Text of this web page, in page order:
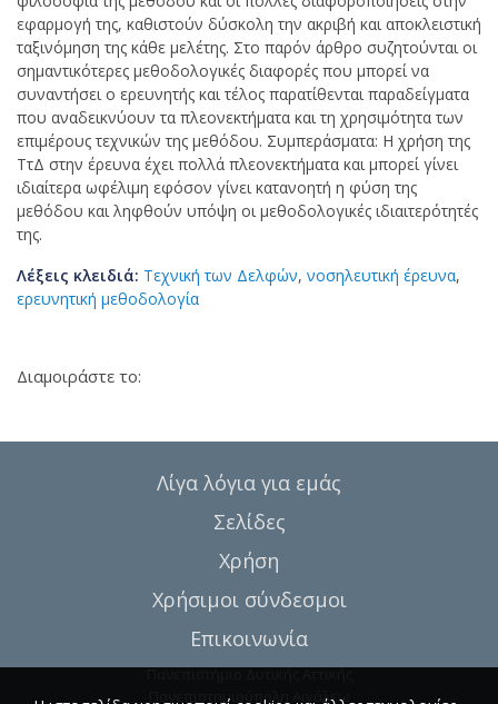
εφαρμογή της, καθιστούν δύσκολη την ακριβή και αποκλειστική
ταξινόμηση της κάθε μελέτης. Στο παρόν άρθρο συζητούνται οι
σημαντικότερες μεθοδολογικές διαφορές που μπορεί να
συναντήσει ο ερευνητής και τέλος παρατίθενται παραδείγματα
που αναδεικνύουν τα πλεονεκτήματα και τη χρησιμότητα των
επιμέρους τεχνικών της μεθόδου. Συμπεράσματα: Η χρήση της
ΤτΔ στην έρευνα έχει πολλά πλεονεκτήματα και μπορεί γίνει
ιδιαίτερα ωφέλιμη εφόσον γίνει κατανοητή η φύση της
μεθόδου και ληφθούν υπόψη οι μεθοδολογικές ιδιαιτερότητές
της.
Λέξεις κλειδιά: Τεχνική των Δελφών, νοσηλευτική έρευνα,
ερευνητική μεθοδολογία
Διαμοιράστε το:
Λίγα λόγια για εμάς
Σελίδες
Χρήση
Χρήσιμοι σύνδεσμοι
Επικοινωνία
Πανεπιστήμιο Δυτικής Αττικής
Πανεπιστημιούπολη Αιγάλεω